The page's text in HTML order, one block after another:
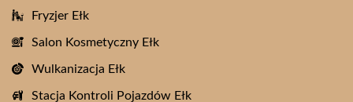
Fryzjer Ełk
Salon Kosmetyczny Ełk
Wulkanizacja Ełk
Stacja Kontroli Pojazdów Ełk